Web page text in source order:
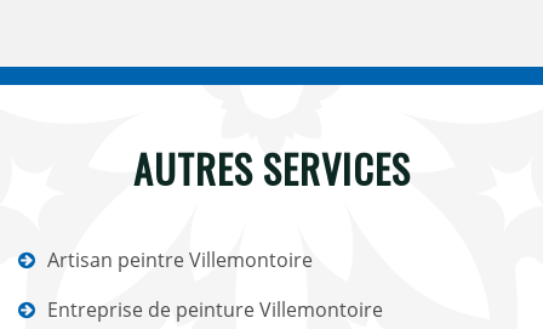
AUTRES SERVICES
Artisan peintre Villemontoire
Entreprise de peinture Villemontoire